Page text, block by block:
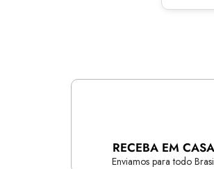
RECEBA EM CASA
Enviamos para todo